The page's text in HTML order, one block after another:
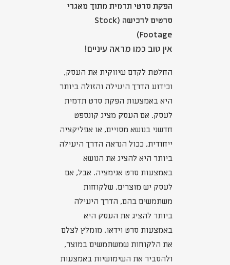
הפקת סרטי תדמית מתוך מאגרי
סרטים לרכישה (Stock
Footage)
אין טוב כמו מראה עיניים!
החלטת לקדם שיווקית את העסק,
וכידוע הדרך היעילה והזולה ביותר
היא באמצעות הפקת סרט תדמית
לעסק. אם העסק מציג קונספט
חדשני בנושא מסויים, או אפליקציה
ייחודית, ככול הנראה הדרך היעילה
ביותר היא להציג את הנושא
באמצעות סרט אנימציה. אבל, אם
לעסק יש מוצרים, שלקוחות
משתמשים בהם, הדרך היעילה
ביותר להציג את העסק היא
באמצעות סרט וידאו. מומלץ לצלם
את הלקוחות שמשתמשים במוצר,
ולהסביר את השימושיות באמצעות